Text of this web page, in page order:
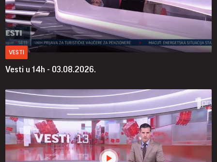
VESTI
Vesti u 14h - 03.08.2026.